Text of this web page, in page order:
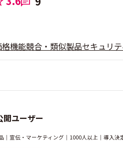
格機能競合・類似製品セキュリ
開ユーザー
｜宣伝・マーケティング｜1000人以上｜導入決